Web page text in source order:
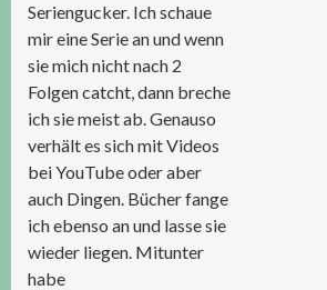
Seriengucker. Ich schaue
mir eine Serie an und wenn
sie mich nicht nach 2
Folgen catcht, dann breche
ich sie meist ab. Genauso
verhält es sich mit Videos
bei YouTube oder aber
auch Dingen. Bücher fange
ich ebenso an und lasse sie
wieder liegen. Mitunter
habe